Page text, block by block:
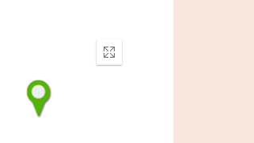
Enter
fullscreen